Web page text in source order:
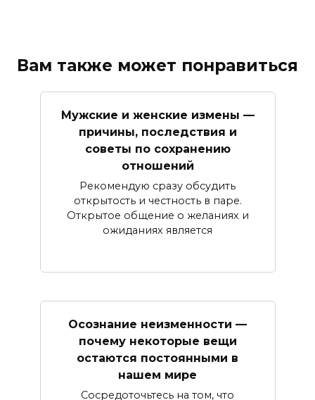
Вам также может понравиться
Мужские и женские измены —
причины, последствия и
советы по сохранению
отношений
Рекомендую сразу обсудить
открытость и честность в паре.
Открытое общение о желаниях и
ожиданиях является
Осознание неизменности —
почему некоторые вещи
остаются постоянными в
нашем мире
Сосредоточьтесь на том, что